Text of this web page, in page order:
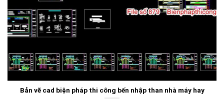
Bản vẽ cad biện pháp thi công bến nhập than nhà máy hay